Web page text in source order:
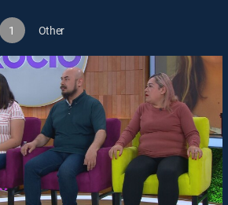
1 Other